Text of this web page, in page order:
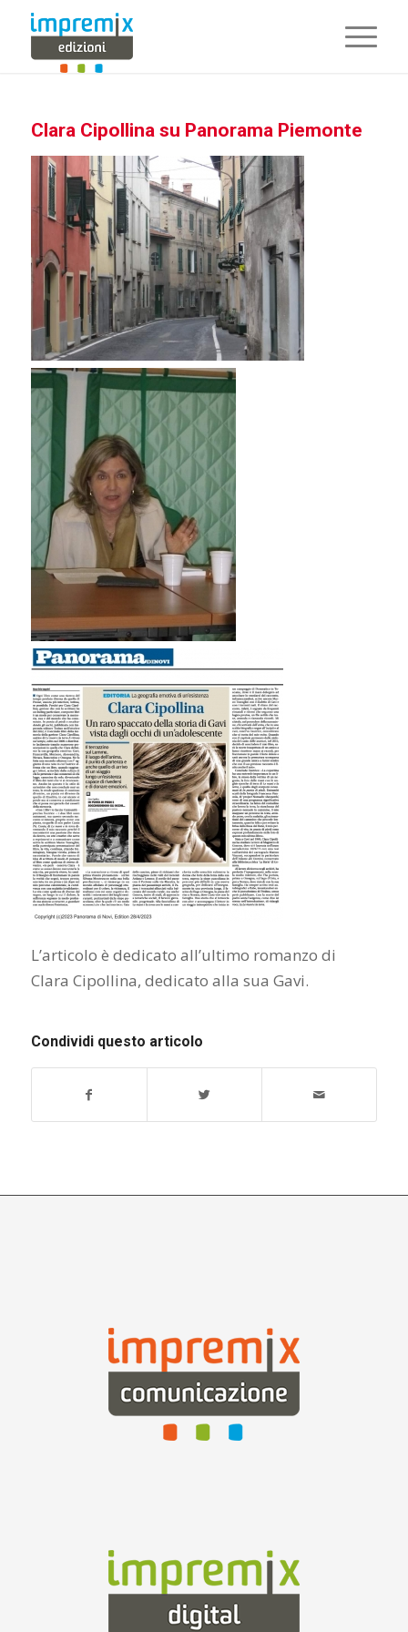
Clara Cipollina su Panorama Piemonte
L’articolo è dedicato all’ultimo romanzo di
Clara Cipollina, dedicato alla sua Gavi.
Condividi questo articolo